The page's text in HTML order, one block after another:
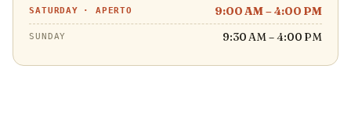
SATURDAY · APERTO 9:00 AM – 4:00 PM
SUNDAY 9:30 AM – 4:00 PM